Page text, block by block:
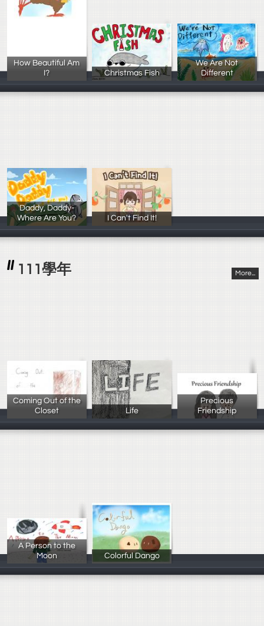
How Beautiful Am
I?
吳天心、時安琪
Christmas Fish
杜家怡、郭瑋鋒
We Are Not
Different
吳慈華、葉妤晴
Daddy, Daddy-
Where Are You?
彭妍榕、林秉澤
I Can't Find It!
梁庭瑜、郭冠妤
111學年 More...
Coming Out of the
Closet
陳冠宇 徐志超
Life
進203戴筠蓁/郭
Precious
Friendship
218 謝豊懋 /吳
A Person to the
Moon
218 林彥甫/ 施
Colorful Dango
219 梁苡珊/